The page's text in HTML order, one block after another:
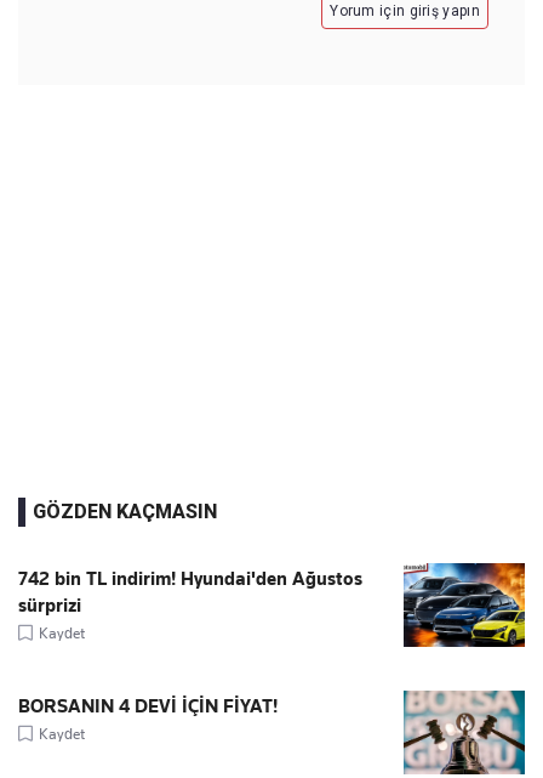
Yorum için giriş yapın
GÖZDEN KAÇMASIN
742 bin TL indirim! Hyundai'den Ağustos
sürprizi
Kaydet
BORSANIN 4 DEVİ İÇİN FİYAT!
Kaydet